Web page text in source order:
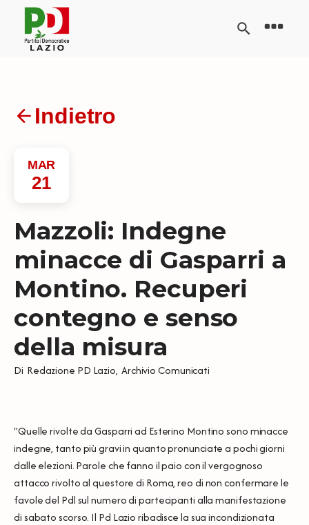
Indietro
MAR
21
Mazzoli: Indegne
minacce di Gasparri a
Montino. Recuperi
contegno e senso
della misura
Di Redazione PD Lazio, Archivio Comunicati
"Quelle rivolte da Gasparri ad Esterino Montino sono minacce
indegne, tanto più gravi in quanto pronunciate a pochi giorni
dalle elezioni. Parole che fanno il paio con il vergognoso
attacco rivolto al questore di Roma, reo di non confermare le
favole del Pdl sul numero di partecipanti alla manifestazione
di sabato scorso. Il Pd Lazio ribadisce la sua incondizionata